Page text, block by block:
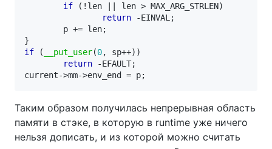
if
( ! len || len > MAX_ARG_STRLEN)
return
-EINVAL ;
p += len;
}
if
( __put_user(0, sp++))
return
-EFAULT;
current->mm->env_end = p;
Таким образом получилась непрерывная область
памяти в стэке, в которую в runtime уже ничего
нельзя дописать, и из которой можно считать